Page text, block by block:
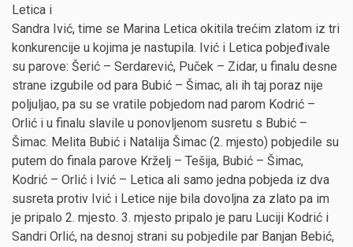
Letica i
Sandra Ivić, time se Marina Letica okitila trećim zlatom iz tri
konkurencije u kojima je nastupila. Ivić i Letica pobjeđivale
su parove: Šerić – Serdarević, Puček – Zidar, u finalu desne
strane izgubile od para Bubić – Šimac, ali ih taj poraz nije
poljuljao, pa su se vratile pobjedom nad parom Kodrić –
Orlić i u finalu slavile u ponovljenom susretu s Bubić –
Šimac. Melita Bubić i Natalija Šimac (2. mjesto) pobjedile su
putem do finala parove Krželj – Tešija, Bubić – Šimac,
Kodrić – Orlić i Ivić – Letica ali samo jedna pobjeda iz dva
susreta protiv Ivić i Letice nije bila dovoljna za zlato pa im
je pripalo 2. mjesto. 3. mjesto pripalo je paru Luciji Kodrić i
Sandri Orlić, na desnoj strani su pobjedile par Banjan Bebić,